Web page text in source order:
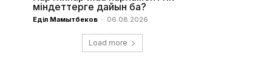
міндеттерге дайын ба?
Еділ Мамытбеков - 06.08.2026
Load more